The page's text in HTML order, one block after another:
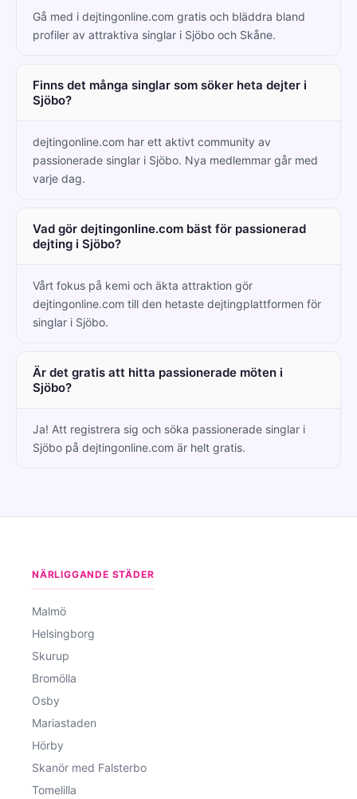
Gå med i dejtingonline.com gratis och bläddra bland
profiler av attraktiva singlar i Sjöbo och Skåne.
Finns det många singlar som söker heta dejter i
Sjöbo?
dejtingonline.com har ett aktivt community av
passionerade singlar i Sjöbo. Nya medlemmar går med
varje dag.
Vad gör dejtingonline.com bäst för passionerad
dejting i Sjöbo?
Vårt fokus på kemi och äkta attraktion gör
dejtingonline.com till den hetaste dejtingplattformen för
singlar i Sjöbo.
Är det gratis att hitta passionerade möten i
Sjöbo?
Ja! Att registrera sig och söka passionerade singlar i
Sjöbo på dejtingonline.com är helt gratis.
NÄRLIGGANDE STÄDER
Malmö
Helsingborg
Skurup
Bromölla
Osby
Mariastaden
Hörby
Skanör med Falsterbo
Tomelilla